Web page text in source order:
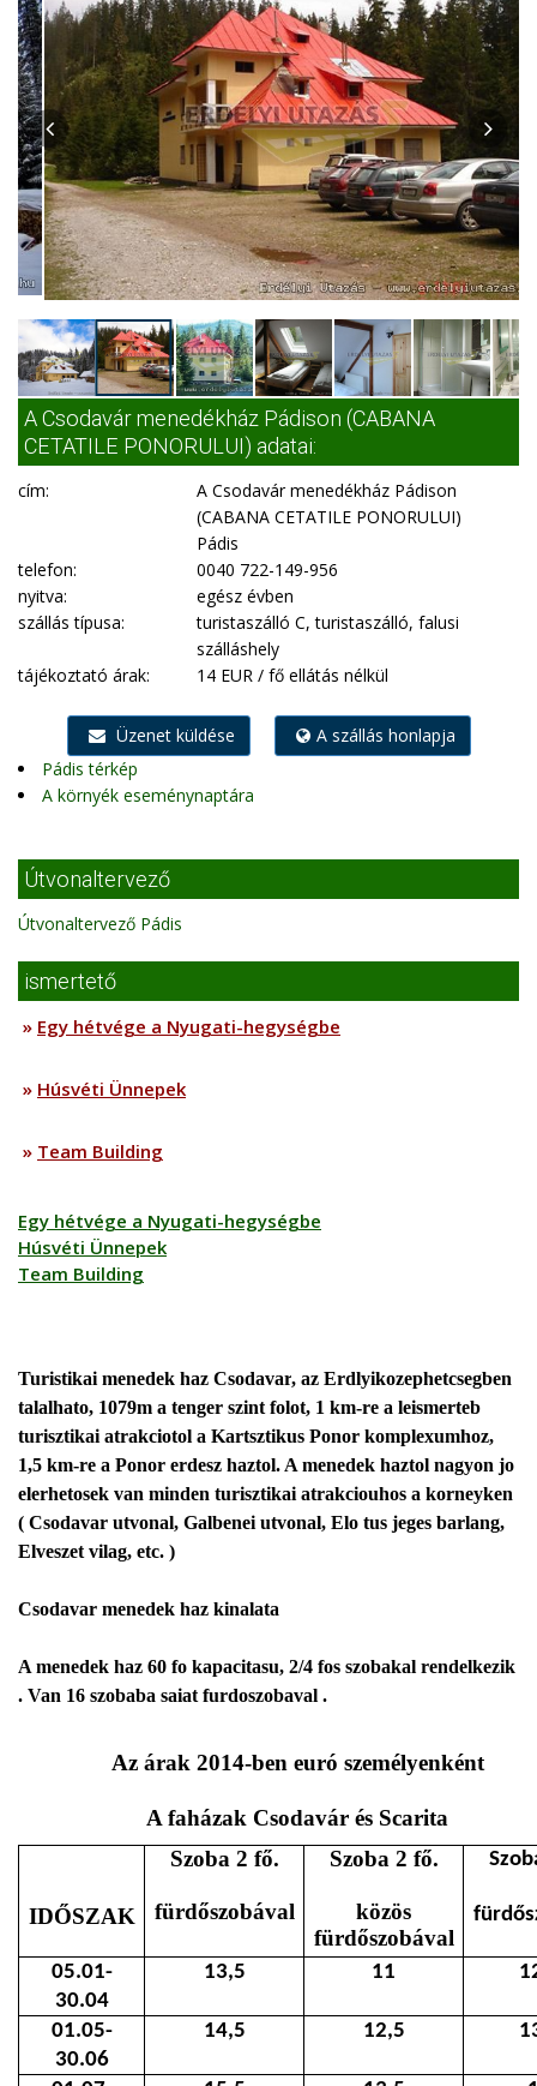
A Csodavár menedékház Pádison (CABANA
CETATILE PONORULUI) adatai:
cím:
A Csodavár menedékház Pádison
(CABANA CETATILE PONORULUI)
Pádis
telefon:
0040 722-149-956
nyitva:
egész évben
szállás típusa:
turistaszálló C, turistaszálló, falusi
szálláshely
tájékoztató árak:
14 EUR / fő ellátás nélkül
Üzenet küldése
A szállás honlapja
Pádis térkép
A környék eseménynaptára
Útvonaltervező
Útvonaltervező Pádis
ismertető
» Egy hétvége a Nyugati-hegységbe
» Húsvéti Ünnepek
» Team Building
Egy hétvége a Nyugati-hegységbe
Húsvéti Ünnepek
Team Building
Turistikai menedek haz Csodavar, az Erdlyikozephetcsegben
talalhato, 1079m a tenger szint folot, 1 km-re a leismerteb
turisztikai atrakciotol a Kartsztikus Ponor komplexumhoz,
1,5 km-re a Ponor erdesz haztol. A menedek haztol nagyon jo
elerhetosek van minden turisztikai atrakciouhos a korneyken
( Csodavar utvonal, Galbenei utvonal, Elo tus jeges barlang,
Elveszet vilag, etc. )
Csodavar menedek haz kinalata
A menedek haz 60 fo kapacitasu, 2/4 fos szobakal rendelkezik
. Van 16 szobaba saiat furdoszobaval .
Az árak 2014-ben euró személyenként
A faházak Csodavár és Scarita
IDŐSZAK
Szoba 2 fő.
fürdőszobával
Szoba 2 fő.
közös
fürdőszobával
05.01-
30.04
13,5 11
01.05-
30.06
14,5 12,5